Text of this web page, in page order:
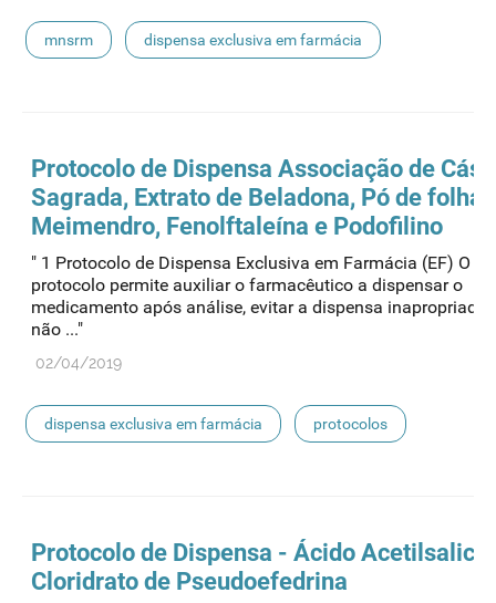
mnsrm dispensa exclusiva em farmácia
Protocolo de Dispensa Associação de
Sagrada, Extrato de Beladona, Pó de
Meimendro, Fenolftaleína e Podofilino
" 1 Protocolo de Dispensa Exclusiva em Farmácia (EF) O
protocolo permite auxiliar o farmacêutico a dispensar o
medicamento após análise, evitar a dispensa inapropriada
não ..."
02/04/2019
dispensa exclusiva em farmácia protocolos
Protocolo de Dispensa - Ácido
Cloridrato de Pseudoefedrina